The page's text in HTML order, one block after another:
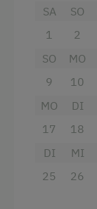
SA
1
SO
2
SO
9
MO
10
MO
17
DI
18
DI
25
MI
26